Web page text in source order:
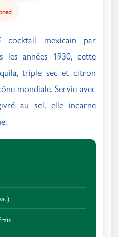
cocktail mexicain par
les années 1930, cette
triple sec et citron
mondiale. Servie avec
au sel, elle incarne